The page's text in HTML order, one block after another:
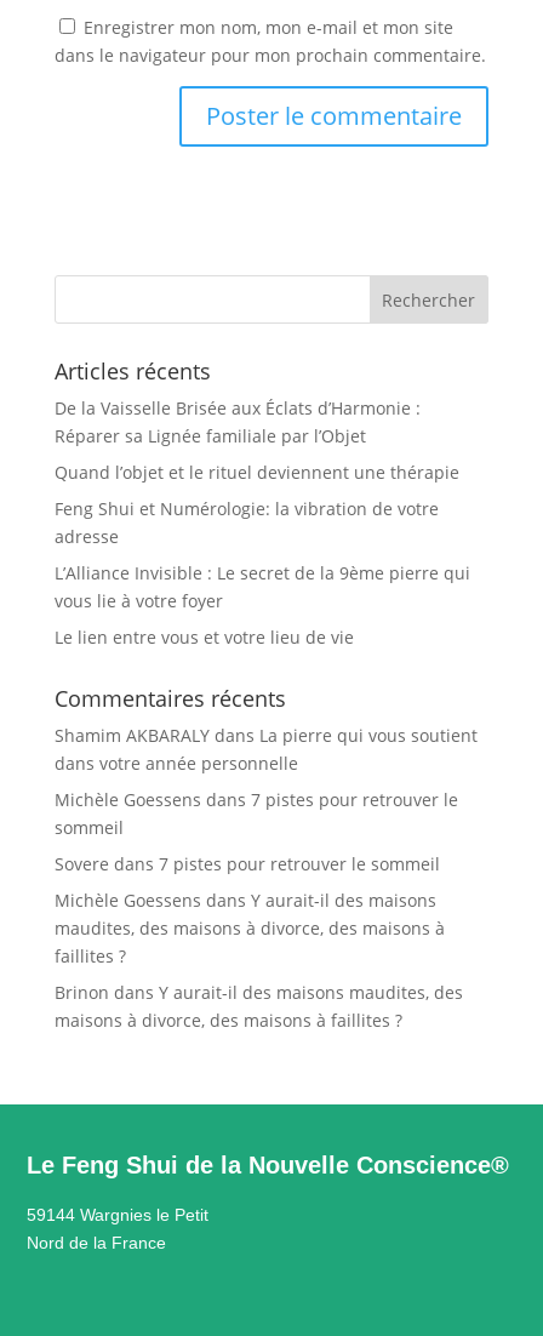
Enregistrer mon nom, mon e-mail et mon site
dans le navigateur pour mon prochain commentaire.
Articles récents
De la Vaisselle Brisée aux Éclats d’Harmonie :
Réparer sa Lignée familiale par l’Objet
Quand l’objet et le rituel deviennent une thérapie
Feng Shui et Numérologie: la vibration de votre
adresse
L’Alliance Invisible : Le secret de la 9ème pierre qui
vous lie à votre foyer
Le lien entre vous et votre lieu de vie
Commentaires récents
Shamim AKBARALYdans La pierre qui vous soutient
dans votre année personnelle
Michèle Goessens dans 7 pistes pour retrouver le
sommeil
Sovere dans 7 pistes pour retrouver le sommeil
Michèle Goessens dans Y aurait-il des maisons
maudites, des maisons à divorce, des maisons à
faillites ?
Brinon dans Y aurait-il des maisons maudites, des
maisons à divorce, des maisons à faillites ?
Le Feng Shui de la Nouvelle Conscience®
59144 Wargnies le Petit
Nord de la France